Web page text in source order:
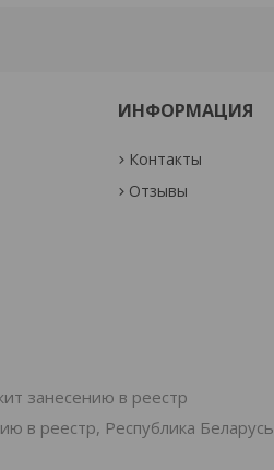
ИНФОРМАЦИЯ
Контакты
Отзывы
занесению в реестр
в реестр, Республика Беларусь